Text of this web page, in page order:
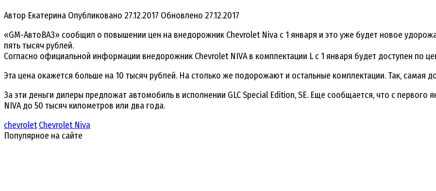
Автор Екатерина Опубликовано 27.12.2017 Обновлено 27.12.2017
«GM-АвтоВАЗ» сообщил о повышении цен на внедорожник Chevrolet Niva с 1 января и это уже будет новое
пять тысяч рублей.
Согласно официальной информации внедорожник Chevrolet NIVA в комплектации L с 1 января будет доступен по
Эта цена окажется больше на 10 тысяч рублей. На столько же подорожают и остальные комплектации. Так, самая
За эти деньги дилеры предложат автомобиль в исполнении GLC Special Edition, SE. Еще сообщается, что с первого
NIVA до 50 тысяч километров или два года.
chevrolet Chevrolet Niva
Популярное на сайте